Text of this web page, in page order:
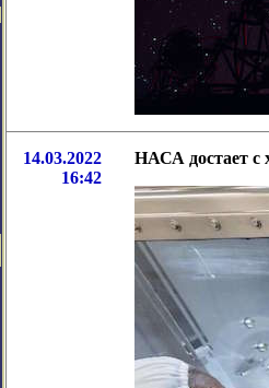
14.03.2022
16:42
НАСА достает с